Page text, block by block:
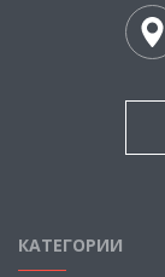
КАТЕГОРИИ